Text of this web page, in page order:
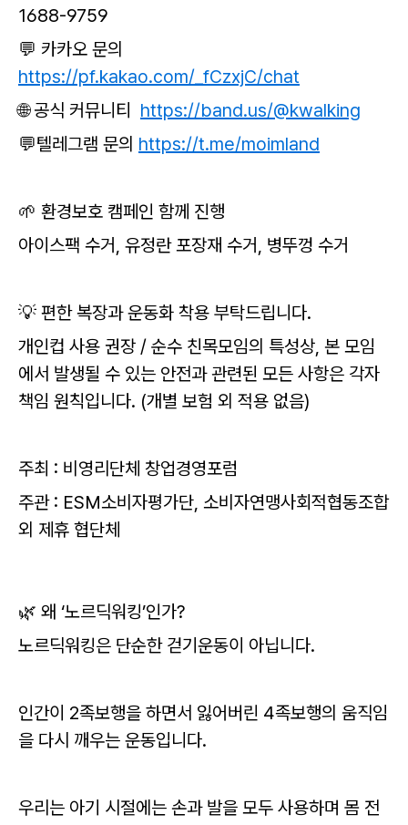
1688-9759
💬 카카오 문의
https://pf.kakao.com/_fCzxjC/chat
🌐 공식 커뮤니티 https://band.us/@kwalking
💬텔레그램 문의 https://t.me/moimland
🌱 환경보호 캠페인 함께 진행
아이스팩 수거, 유정란 포장재 수거, 병뚜껑 수거
💡 편한 복장과 운동화 착용 부탁드립니다.
개인컵 사용 권장 / 순수 친목모임의 특성상, 본 모임
에서 발생될 수 있는 안전과 관련된 모든 사항은 각자
책임 원칙입니다. (개별 보험 외 적용 없음)
주최 : 비영리단체 창업경영포럼
주관 : ESM소비자평가단, 소비자연맹사회적협동조합
외 제휴 협단체
🌿 왜 ‘노르딕워킹’인가?
노르딕워킹은 단순한 걷기운동이 아닙니다.
인간이 2족보행을 하면서 잃어버린 4족보행의 움직임
을 다시 깨우는 운동입니다.
우리는 아기 시절에는 손과 발을 모두 사용하며 몸 전